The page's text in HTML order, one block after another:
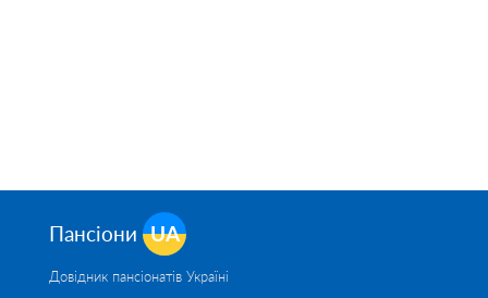
Пансіони UA
Довідник пансіонатів Україні